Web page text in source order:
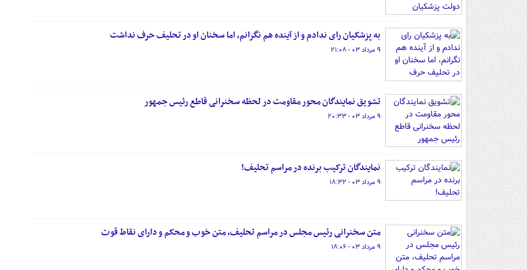
به پزشکیان رای ندادم و از آینده هم نگرانم، اما سخنان او در تحلیف حرف نداشت
۹ مرداد ۰۳ - ۲۱:۰۸
تشویق نمایندگان محور مقاومت در لحظه سخنرانی قاطع رئیس جمهور
۹ مرداد ۰۳ - ۲۰:۳۳
نمایندگان ترکیب برنده در مراسم تحلیف!
۹ مرداد ۰۳ - ۱۸:۳۲
متن سخنرانی رئیس مجلس در مراسم تحلیف، متن خوب و محکم و دارای نقاط قوت
۹ مرداد ۰۳ - ۱۸:۰۶